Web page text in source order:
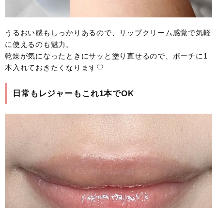
うるおい感もしっかりあるので、リップクリーム感覚で気軽
に使えるのも魅力。
乾燥が気になったときにサッと塗り直せるので、ポーチに1
本入れておきたくなります♡
日常もレジャーもこれ1本でOK